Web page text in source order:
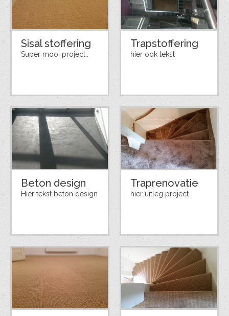
Sisal stoffering
Super mooi project..
Trapstoffering
hier ook tekst
Beton design
Hier tekst beton design
Traprenovatie
hier uitleg project